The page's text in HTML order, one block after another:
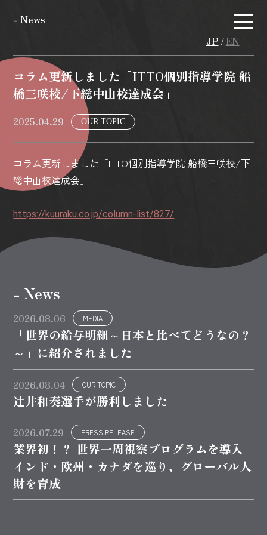
- News
JP / EN
コラム更新しました「ITTO個別指導学院 船
橋三咲校/下総中山校達成会」
2025.04.29 OUR TOPIC
コラム更新しました「ITTO個別指導学院 船橋三咲校/下
総中山校達成会」
https://kuuraku.co.jp/column-list/827/
- News
2026.08.06 MEDIA
「世界の給与明細～日本と比べてどうなの？
～」に紹介されました
2026.08.04 OUR TOPIC
辻井和奏選手が勝利しました
2026.07.29 PRESS RELEASE
業界初！？ 世界一周視察プログラムを導入
インド・欧州・カナダを巡り、グローバル人
財を育成